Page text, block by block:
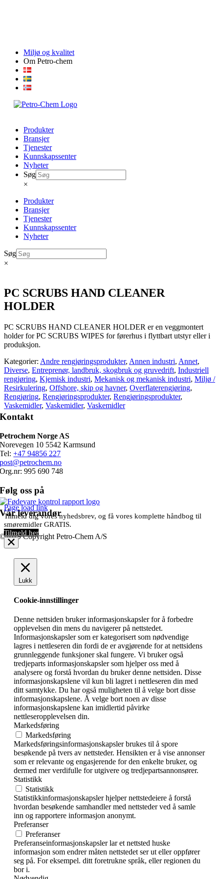
content
Miljø og kvalitet
Om Petro-chem
Produkter
Bransjer
Tjenester
Kunnskapssenter
Nyheter
Søg
×
Produkter
Bransjer
Tjenester
Kunnskapssenter
Nyheter
Søg
×
PC SCRUBS HAND CLEANER
HOLDER
PC SCRUBS HAND CLEANER HOLDER er en veggmontert
holder for PC SCRUBS WIPES for førerhus i flyttbart utstyr eller i
produksjon.
Kategorier: Andre rengjøringsprodukter, Annen industri, Annet,
Diverse, Entreprenør, landbruk, skogbruk og gruvedrift, Industriell
rengjøring, Kjemisk industri, Mekanisk og mekanisk industri, Miljø /
Resirkulering, Offshore, skip og havner, Overflaterengjøring,
Rengjøring, Rengjøringsprodukter, Rengjøringsprodukter,
Vaskemidler, Vaskemidler, Vaskemidler
Kontakt
Petrochem Norge AS
Norevegen 10 5542 Karmsund
Tel:+47 94856 227
post@petrochem.no
Org.nr: 995 690 748
Følg oss på
Vår leverandør
©2019 Copyright Petro-Chem A/S
Page load link
Tilmeld dig vores nyhedsbrev, og få vores komplette håndbog til
smøremidler GRATIS.
Tilmeld her
Lukk
Cookie-innstillinger
Denne nettsiden bruker informasjonskapsler for å forbedre
opplevelsen din mens du navigerer på nettstedet.
Informasjonskapsler som er kategorisert som nødvendige
lagres i nettleseren din fordi de er avgjørende for at nettsidens
grunnleggende funksjoner skal fungere. Vi bruker også
tredjeparts informasjonskapsler som hjelper oss med å
analysere og forstå hvordan du bruker denne nettsiden. Disse
informasjonskapslene vil kun bli lagret i nettleseren din med
ditt samtykke. Du har også muligheten til å velge bort disse
informasjonskapslene. Å velge bort noen av disse
informasjonskapslene kan imidlertid påvirke
nettleseropplevelsen din.
Markedsføring
Markedsføring
Markedsføringsinformasjonskapsler brukes til å spore
besøkende på tvers av nettsteder. Hensikten er å vise annonser
som er relevante og engasjerende for den enkelte bruker, og
dermed mer verdifulle for utgivere og tredjepartsannonsører.
Statistikk
Statistikk
Statistikkinformasjonskapsler hjelper nettstedeiere å forstå
hvordan besøkende samhandler med nettsteder ved å samle
inn og rapportere informasjon anonymt.
Preferanser
Preferanser
Preferanseinformasjonskapsler lar et nettsted huske
informasjon som endrer måten nettstedet ser ut eller oppfører
seg på. For eksempel. ditt foretrukne språk, eller regionen du
bor i.